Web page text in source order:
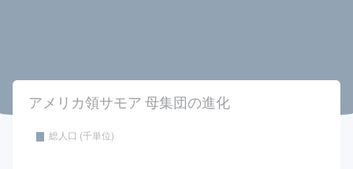
アメリカ領サモア 母集団の進化